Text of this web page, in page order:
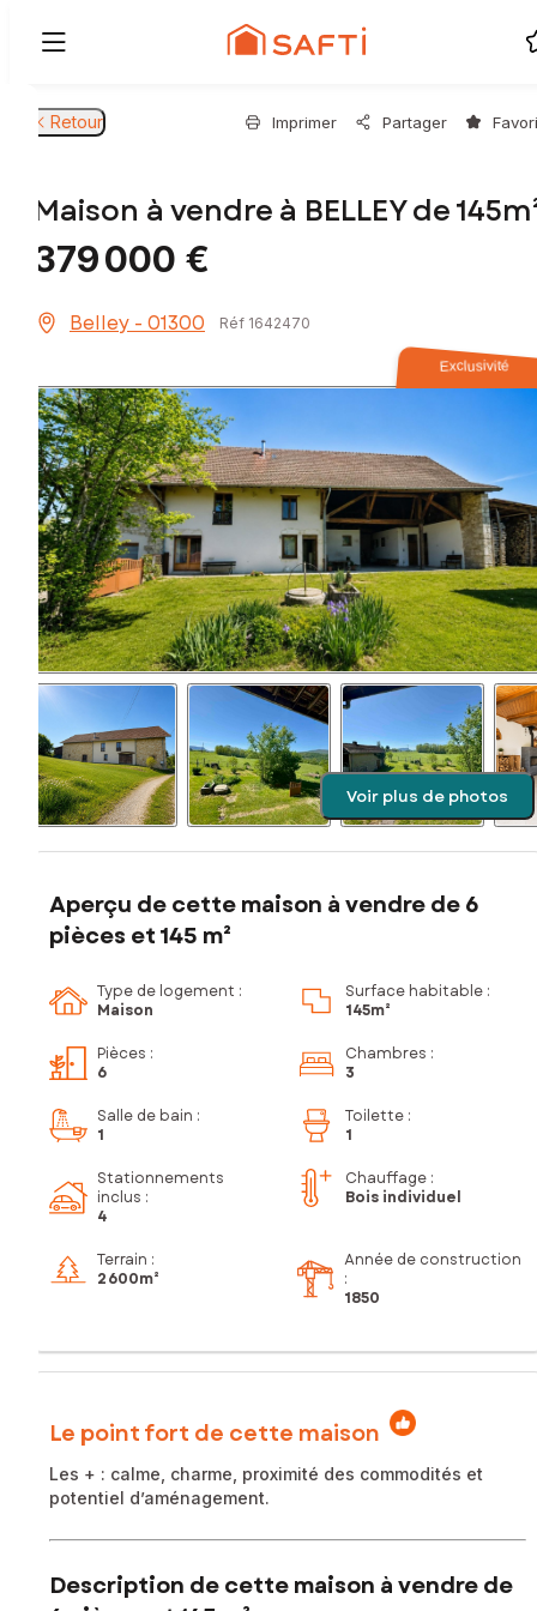
Retour Imprimer Partager
Maison à vendre à BELLEY de
379 000 €
Belley - 01300 Réf 1642470
Exclusivité
Voir plus de photos
Aperçu de cette maison à vendre de 6
pièces et 145 m²
Type de logement :
Maison
Surface habitable :
145m²
Pièces :
6
Chambres :
3
Salle de bain :
1
Toilette :
1
Stationnements
inclus :
4
Chauffage :
Bois individuel
Terrain :
2 600m²
Année de construction
:
1850
Le point fort de cette maison
Les + : calme, charme, proximité des commodités et
potentiel d’aménagement.
Description de cette maison à vendre de